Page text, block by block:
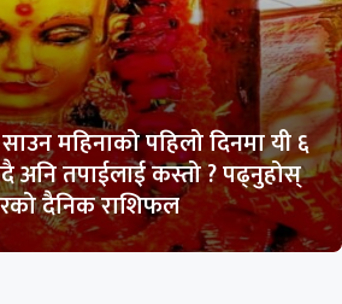
महिनाको पहिलो दिनमा यी ६
अनि तपाईलाई कस्तो ? पढ्नुहोस्
दैनिक राशिफल